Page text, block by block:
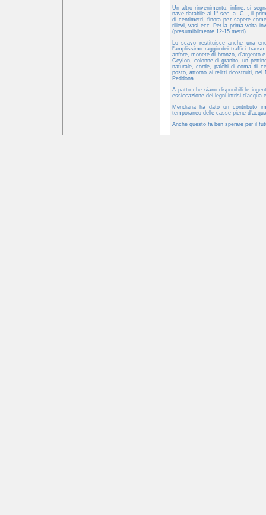
Un altro rinvenimento, infine, si
nave databile al 1° sec. a. C. , il
di centimetri, finora per sapere
rilievi, vasi ecc. Per la prima volta
(presumibilmente 12‑15 metri).
Lo scavo restituisce anche una
l'amplissimo raggio dei traffici
anfore, monete di bronzo, d'argento
CeyIon, colonne di granito, un
naturale, corde, palchi di coma di
posto, attorno ai relitti ricostruiti,
Peddona.
A patto che siano disponibili le
essiccazione dei legni intrisi d'acqua
Meridiana ha dato un contributo
temporaneo delle casse piene
Anche questo fa ben sperare per il